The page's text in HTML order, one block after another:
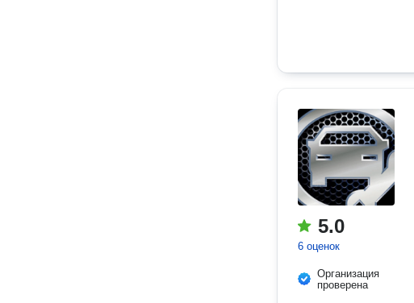
5.0
6 оценок
Организация
проверена